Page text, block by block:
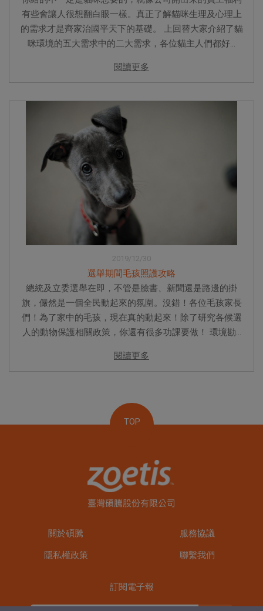
有些會讓人很想翻白眼一樣。真正了解貓咪生理及心理上
的需求才是齊家治國平天下的基礎。 上回替大家介紹了貓
咪環境的五大需求中的二大需求，各位貓主人們都好...
閱讀更多
2019/12/30
選舉期間毛孩照護攻略
總統及立委選舉在即，不管是臉書、新聞還是路邊的掛
旗，儼然是一個全民動起來的氛圍。沒錯！各位毛孩家長
們！為了家中的毛孩，現在真的動起來！除了研究各候選
人的動物保護相關政策，你還有很多功課要做！ 環境勘...
閱讀更多
TOP
關於碩騰 服務協議
隱私權政策 聯繫我們
訂閱電子報